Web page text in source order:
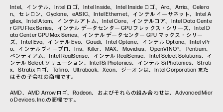
Intel、インテル、Intel ロゴ、Intel Inside、Intel Inside ロゴ、Arc、Arria、Celero
n、セレロン、Cyclone、eASIC、Intel Ethernet、インテル イーサネット、Intel A
gilex、Intel Atom、インテルアトム、Intel Core、インテルコア、Intel Data Cente
r GPU Flex Series、インテル データセンター GPU フレックス・シリーズ、Intel D
ata Center GPU Max Series、インテル データセンター GPU マックス・シリー
ズ、Intel Evo、インテル Evo、Gaudi、Intel Optane、インテル Optane、Intel vPr
o、インテルヴィープロ、Iris、Killer、MAX、Movidius、OpenVINO™、 Pentium、
ペンティアム、Intel RealSense、インテル RealSense、Intel Select Solutions、イ
ンテル Select ソリューション、Intel Si Photonics、インテル Si Photonics、Strati
x、Stratix ロゴ、Tofino、Ultrabook、Xeon、ジーオンは、Intel Corporation また
はその子会社の商標です。
AMD、AMD Arrowロゴ、Radeon、およびそれらの組み合わせは、Advanced Micr
o Devices, Inc.の商標です。